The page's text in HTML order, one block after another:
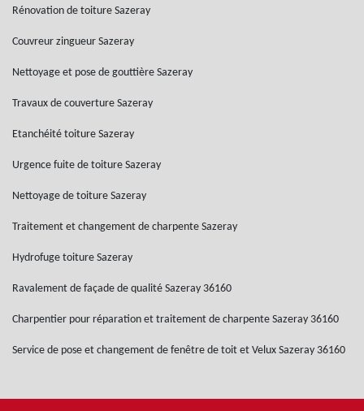
Rénovation de toiture Sazeray
Couvreur zingueur Sazeray
Nettoyage et pose de gouttière Sazeray
Travaux de couverture Sazeray
Etanchéité toiture Sazeray
Urgence fuite de toiture Sazeray
Nettoyage de toiture Sazeray
Traitement et changement de charpente Sazeray
Hydrofuge toiture Sazeray
Ravalement de façade de qualité Sazeray 36160
Charpentier pour réparation et traitement de charpente Sazeray 36160
Service de pose et changement de fenêtre de toit et Velux Sazeray 36160